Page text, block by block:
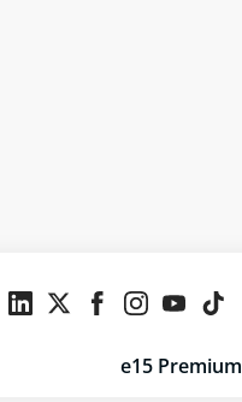
e15 Premium